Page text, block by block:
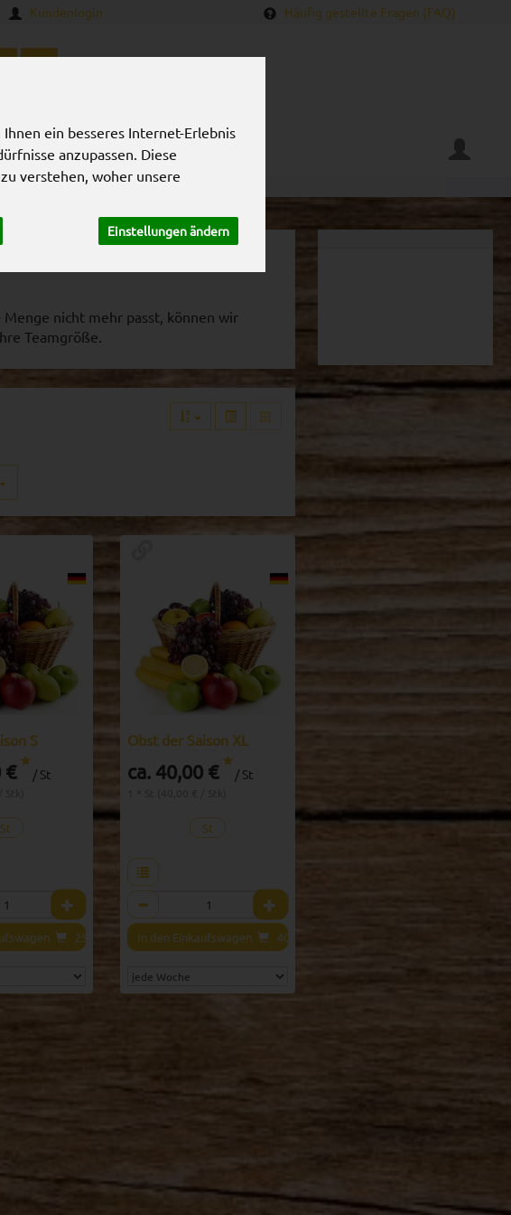
ein besseres Internet-Erlebnis
anzupassen. Diese
verstehen, woher unsere
Einstellungen ändern
Kundenlogin Häufig gestellte Fragen (FAQ)
nicht mehr passt, können wir
Teamgröße.
S
€ * / St
St
25,00
Obst der Saison XL
ca. 40,00 € * / St
St
Anzahl
In den Einkaufswagen 40,00